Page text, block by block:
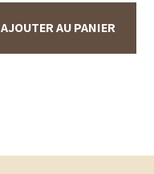
AJOUTER AU PANIER